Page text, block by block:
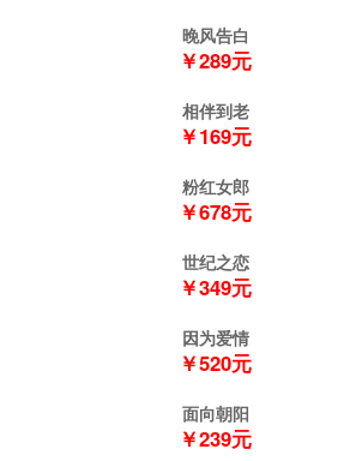
晚风告白
￥289元
相伴到老
￥169元
粉红女郎
￥678元
世纪之恋
￥349元
因为爱情
￥520元
面向朝阳
￥239元